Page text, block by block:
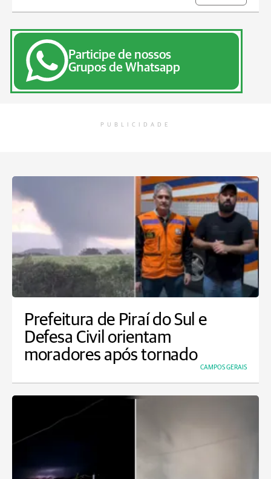
Participe de nossos
Grupos de Whatsapp
PUBLICIDADE
Prefeitura de Piraí do Sul e
Defesa Civil orientam
moradores após tornado
CAMPOS GERAIS